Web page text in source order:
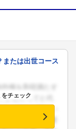
または出世コース
チェック